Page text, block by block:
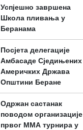
Успјешно завршена
Школа пливања у
Беранама
Посјета делегације
Амбасаде Сједињених
Америчких Држава
Општини Беране
Одржан састанак
поводом организације
првог ММА турнира у